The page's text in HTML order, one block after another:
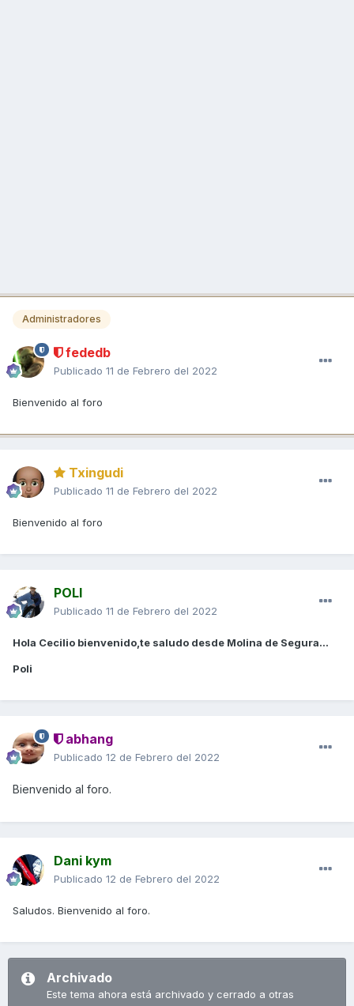
Administradores
fededb
Publicado 11 de Febrero del 2022
Bienvenido al foro
Txingudi
Publicado 11 de Febrero del 2022
Bienvenido al foro
POLI
Publicado 11 de Febrero del 2022
Hola Cecilio bienvenido,te saludo desde Molina de Segura...
Poli
abhang
Publicado 12 de Febrero del 2022
Bienvenido al foro.
Dani kym
Publicado 12 de Febrero del 2022
Saludos. Bienvenido al foro.
Archivado
Este tema ahora está archivado y cerrado a otras